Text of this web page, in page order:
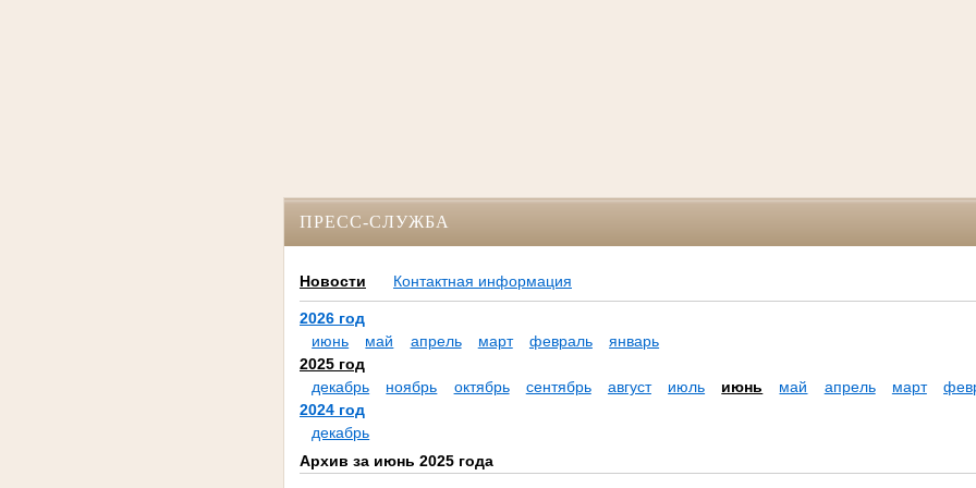
ПРЕСС-СЛУЖБА
Новости Контактная информация
2026 год
июнь
май апрель март февраль
январь
2025 год
декабрь
ноябрь октябрь сентябрь август июль июнь май апрель март
2024 год
декабрь
Архив за июнь 2025 года